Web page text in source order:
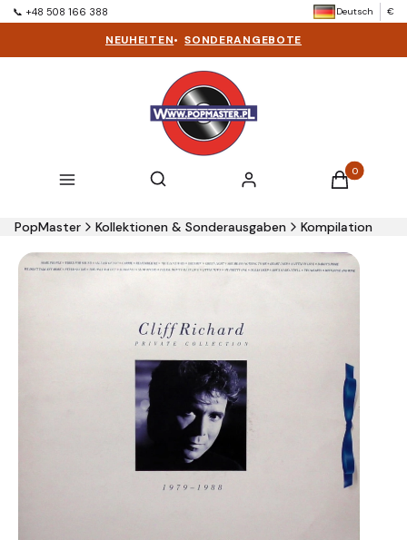
📞 +48 508 166 388 Deutsch €
NEUHEITEN• SONDERANGEBOTE
Menü Suchmaschine öffnen
Suchen Einloggen Produkte im
Warenkorb
PopMaster Kollektionen & Sonderausgaben Kompilation